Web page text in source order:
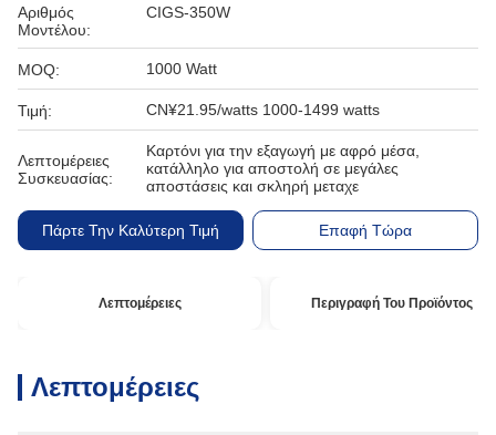
Αριθμός
Μοντέλου:
CIGS-350W
MOQ: 1000 Watt
Τιμή: CN¥21.95/watts 1000-1499 watts
Λεπτομέρειες
Συσκευασίας:
Καρτόνι για την εξαγωγή με αφρό μέσα,
κατάλληλο για αποστολή σε μεγάλες
αποστάσεις και σκληρή μεταχε
Πάρτε Την Καλύτερη Τιμή Επαφή Τώρα
Λεπτομέρειες Περιγραφή Του Προϊόντος
Λεπτομέρειες